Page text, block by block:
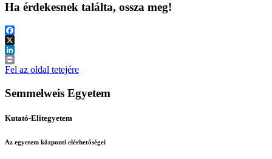
Ha érdekesnek találta, ossza meg!
Facebook
X
LinkedIn
Print
Fel az oldal tetejére
Semmelweis Egyetem
Kutató-Elitegyetem
Az egyetem központi elérhetőségei